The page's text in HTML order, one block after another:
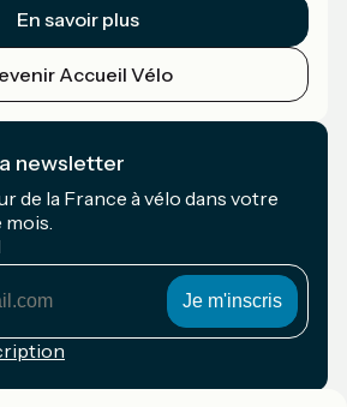
En savoir plus
Accueil Vélo
newsletter
de la France à vélo dans votre
mois.